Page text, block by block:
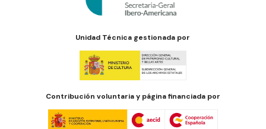
Unidad Técnica gestionada por
Contribución voluntaria y página financiada por